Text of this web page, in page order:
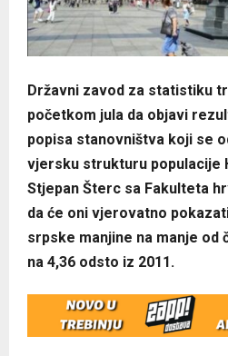
Državni zavod za statistiku
početkom jula da objavi
popisa stanovništva koji se
vjersku strukturu populacije
Stjepan Šterc sa Fakulteta
da će oni vjerovatno
srpske manjine na manje od
na 4,36 odsto iz 2011.